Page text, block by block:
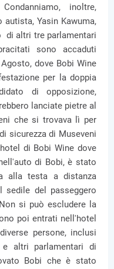
inoltre,
Yasin Kawuma,
di altri tre parlamentari
sono accaduti
dove Bobi Wine
per la doppia
di opposizione,
lanciate pietre al
che si trovava lì per
sicurezza di Museveni
di Bobi Wine dove
di Bobi, è stato
alla testa a distanza
sedile del passeggero
si può escludere la
poi entrati nell'hotel
persone, inclusi
e altri parlamentari di
Bobi che è stato